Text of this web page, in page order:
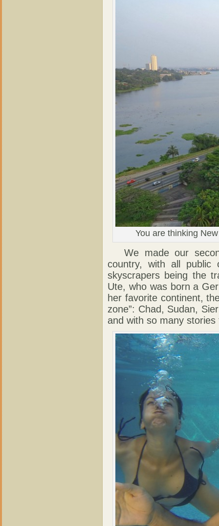
You are thinking
We made our
country, with all public
skyscrapers being the
Ute, who was born a
her favorite continent,
zone”: Chad, Sudan,
and with so many